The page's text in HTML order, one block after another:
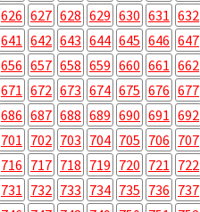
626 627 628 629 630 631 632
641 642 643 644 645 646 647
656 657 658 659 660 661 662
671 672 673 674 675 676 677
686 687 688 689 690 691 692
701 702 703 704 705 706 707
716 717 718 719 720 721 722
731 732 733 734 735 736 737